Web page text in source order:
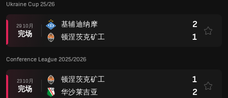
Ukraine Cup 25/26
29 10月
完场
基辅迪纳摩
顿涅茨克矿工
2
1
Conference League 2025/2026
23 10月
完场
顿涅茨克矿工
华沙莱吉亚
1
2